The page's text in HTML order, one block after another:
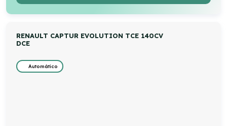
RENAULT CAPTUR EVOLUTION TCE 140CV
DCE
Automático